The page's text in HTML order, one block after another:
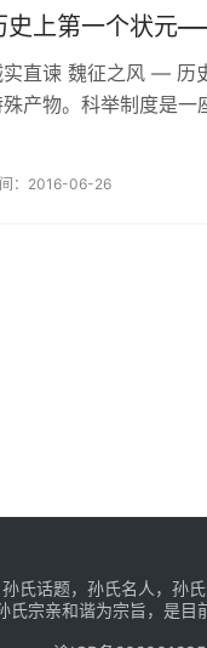
史上第一个状元
直谏 魏征之风 ― 历
产物。科举制度是一
：2016-06-26
氏话题，孙氏名人，孙
宗亲和谐为宗旨，是目